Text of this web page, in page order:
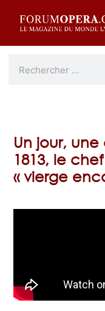
Un jour,
1813, le
« vierge